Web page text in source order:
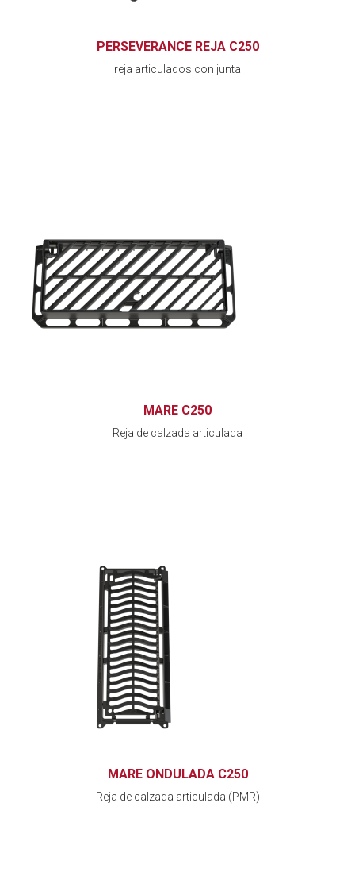
PERSEVERANCE REJA C250
reja articulados con junta
MARE C250
Reja de calzada articulada
MARE ONDULADA C250
Reja de calzada articulada (PMR)